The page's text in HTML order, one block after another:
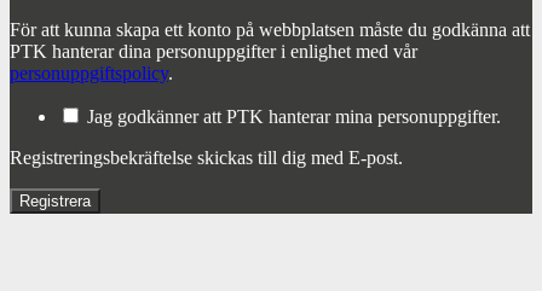
För att kunna skapa ett konto på webbplatsen måste du godkänna att
PTK hanterar dina personuppgifter i enlighet med vår
personuppgiftspolicy.
Jag godkänner att PTK hanterar mina personuppgifter.
Registreringsbekräftelse skickas till dig med E-post.